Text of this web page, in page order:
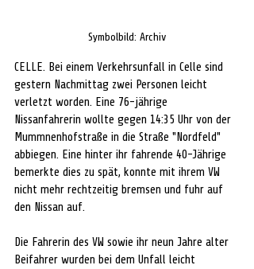
Symbolbild: Archiv
CELLE. Bei einem Verkehrsunfall in Celle sind
gestern Nachmittag zwei Personen leicht
verletzt worden. Eine 76-jährige
Nissanfahrerin wollte gegen 14:35 Uhr von der
Mummnenhofstraße in die Straße "Nordfeld"
abbiegen. Eine hinter ihr fahrende 40-Jährige
bemerkte dies zu spät, konnte mit ihrem VW
nicht mehr rechtzeitig bremsen und fuhr auf
den Nissan auf.
Die Fahrerin des VW sowie ihr neun Jahre alter
Beifahrer wurden bei dem Unfall leicht